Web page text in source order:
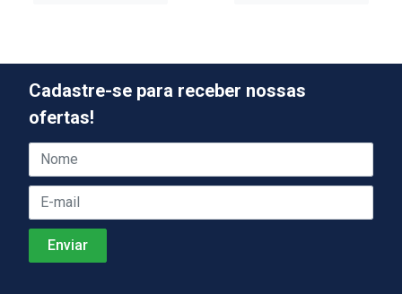
Cadastre-se para receber nossas
ofertas!